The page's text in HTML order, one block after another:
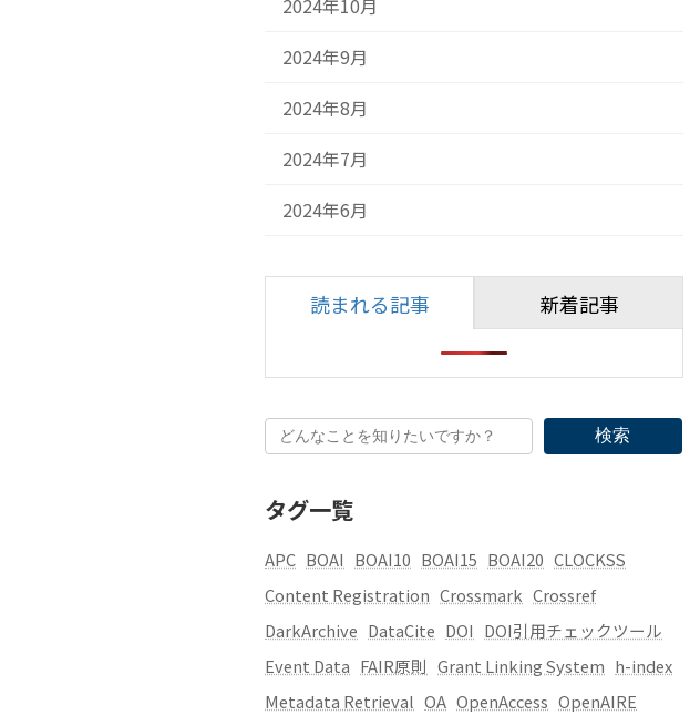
2024年10月
2024年9月
2024年8月
2024年7月
2024年6月
読まれる記事 新着記事
検索
タグ一覧
APC BOAI BOAI10 BOAI15 BOAI20 CLOCKSS
Content Registration Crossmark Crossref
DarkArchive DataCite DOI DOI引用チェックツール
Event Data FAIR原則 Grant Linking System h-index
Metadata Retrieval OA OpenAccess OpenAIRE